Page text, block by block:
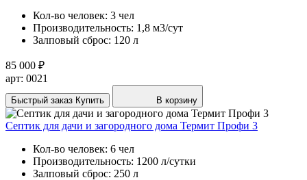
Кол-во человек: 3 чел
Производительность: 1,8 м3/сут
Залповый сброс: 120 л
85 000 ₽
арт: 0021
Быстрый заказ Купить В корзину
Септик для дачи и загородного дома Термит Профи 3
Кол-во человек: 6 чел
Производительность: 1200 л/сутки
Залповый сброс: 250 л